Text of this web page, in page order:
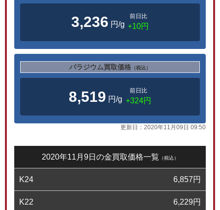
3,236 円/g
前日比
+10円
パラジウム買取価格 （税込）
8,519 円/g
前日比
+324円
更新日： 2020年11月09日 09:50
2020年11月9日の金買取価格一覧 （税込）
K24 6,857円
K22 6,229円